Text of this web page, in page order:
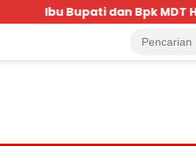
Hadir Acara Pengukuhan